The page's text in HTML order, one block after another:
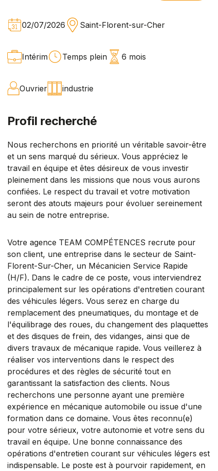
02/07/2026 Saint-Florent-sur-Cher
Intérim Temps plein 6 mois
Ouvrier industrie
Profil recherché
Nous recherchons en priorité un véritable savoir-être
et un sens marqué du sérieux. Vous appréciez le
travail en équipe et êtes désireux de vous investir
pleinement dans les missions que nous vous aurons
confiées. Le respect du travail et votre motivation
seront des atouts majeurs pour évoluer sereinement
au sein de notre entreprise.
Votre agence TEAM COMPÉTENCES recrute pour
son client, une entreprise dans le secteur de Saint-
Florent-Sur-Cher, un Mécanicien Service Rapide
(H/F). Dans le cadre de ce poste, vous interviendrez
principalement sur les opérations d'entretien courant
des véhicules légers. Vous serez en charge du
remplacement des pneumatiques, du montage et de
l'équilibrage des roues, du changement des plaquettes
et des disques de frein, des vidanges, ainsi que de
divers travaux de mécanique rapide. Vous veillerez à
réaliser vos interventions dans le respect des
procédures et des règles de sécurité tout en
garantissant la satisfaction des clients. Nous
recherchons une personne ayant une première
expérience en mécanique automobile ou issue d'une
formation dans ce domaine. Vous êtes reconnu(e)
pour votre sérieux, votre autonomie et votre sens du
travail en équipe. Une bonne connaissance des
opérations d'entretien courant sur véhicules légers est
indispensable. Le poste est à pourvoir rapidement, en